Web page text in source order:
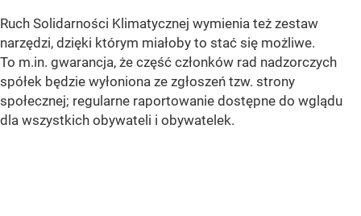
Ruch Solidarności Klimatycznej wymienia też zestaw
narzędzi, dzięki którym miałoby to stać się możliwe.
To m.in. gwarancja, że część członków rad nadzorczych
spółek będzie wyłoniona ze zgłoszeń tzw. strony
społecznej; regularne raportowanie dostępne do wglądu
dla wszystkich obywateli i obywatelek.